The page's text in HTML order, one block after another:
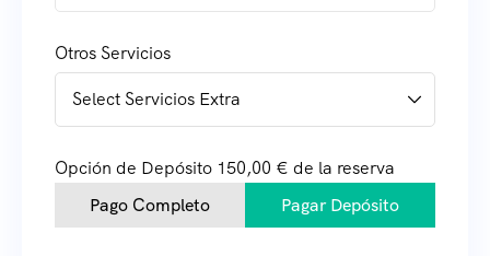
Otros Servicios
Opción de Depósito 150,00 € de la reserva
Pago Completo
Pagar Depósito